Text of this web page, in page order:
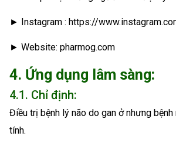
► Instagram : https://
► Website: pharmog.com
4. Ứng dụng lâm sàng:
4.1. Chỉ định:
Điều trị bệnh lý não do gan ở nhưng bệnh
tính.